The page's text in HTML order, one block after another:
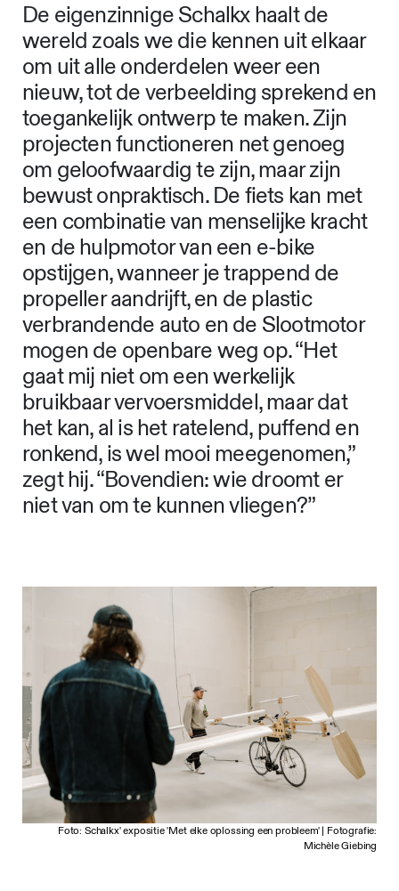
De eigenzinnige Schalkx haalt de
wereld zoals we die kennen uit elkaar
om uit alle onderdelen weer een
nieuw, tot de verbeelding sprekend en
toegankelijk ontwerp te maken. Zijn
projecten functioneren net genoeg
om geloofwaardig te zijn, maar zijn
bewust onpraktisch. De fiets kan met
een combinatie van menselijke kracht
en de hulpmotor van een e-bike
opstijgen, wanneer je trappend de
propeller aandrijft, en de plastic
verbrandende auto en de Slootmotor
mogen de openbare weg op. “Het
gaat mij niet om een werkelijk
bruikbaar vervoersmiddel, maar dat
het kan, al is het ratelend, puffend en
ronkend, is wel mooi meegenomen,”
zegt hij. “Bovendien: wie droomt er
niet van om te kunnen vliegen?”
Foto: Schalkx' expositie 'Met elke oplossing een probleem' | Fotografie:
Michèle Giebing